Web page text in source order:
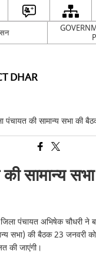
DHAR
पंचायत की सामान्य सभा की
की सामान्य
पंचायत अभिषेक चौधरी ने
सभा) की बैठक 23 जनवरी
की जाएंगी।